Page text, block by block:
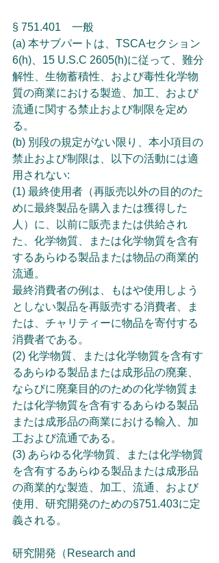
§ 751.401　一般
(a) 本サブパートは、TSCAセクション
6(h)、15 U.S.C 2605(h)に従って、難分
解性、生物蓄積性、および毒性化学物
質の商業における製造、加工、および
流通に関する禁止および制限を定め
る。
(b) 別段の規定がない限り、本小項目の
禁止および制限は、以下の活動には適
用されない:
(1) 最終使用者（再販売以外の目的のた
めに最終製品を購入または獲得した
人）に、以前に販売または供給され
た、化学物質、または化学物質を含有
するあらゆる製品または物品の商業的
流通。
最終消費者の例は、もはや使用しよう
としない製品を再販売する消費者、ま
たは、チャリティーに物品を寄付する
消費者である。
(2) 化学物質、または化学物質を含有す
るあらゆる製品または成形品の廃棄、
ならびに廃棄目的のための化学物質ま
たは化学物質を含有するあらゆる製品
または成形品の商業における輸入、加
工および流通である。
(3) あらゆる化学物質、または化学物質
を含有するあらゆる製品または成形品
の商業的な製造、加工、流通、および
使用、研究開発のための§751.403に定
義される。
研究開発（Research and